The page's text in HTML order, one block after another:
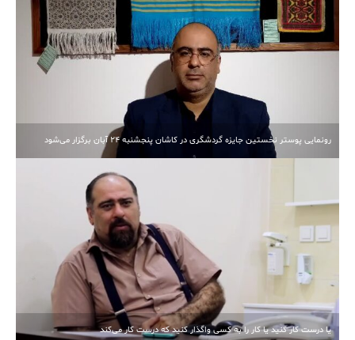
رونمایی پوستر نخستین جایزه گردشگری در کاشان پنجشنبه 24 آبان برگزار می‌شود
یا درست کار کنید یا کار را به کسی واگذار کنید که درست کار می‌کند